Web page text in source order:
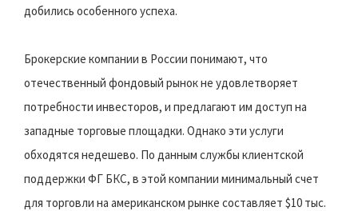
добились особенного успеха.
Брокерские компании в России понимают, что
отечественный фондовый рынок не удовлетворяет
потребности инвесторов, и предлагают им доступ на
западные торговые площадки. Однако эти услуги
обходятся недешево. По данным службы клиентской
поддержки ФГ БКС, в этой компании минимальный счет
для торговли на американском рынке составляет $10 тыс.